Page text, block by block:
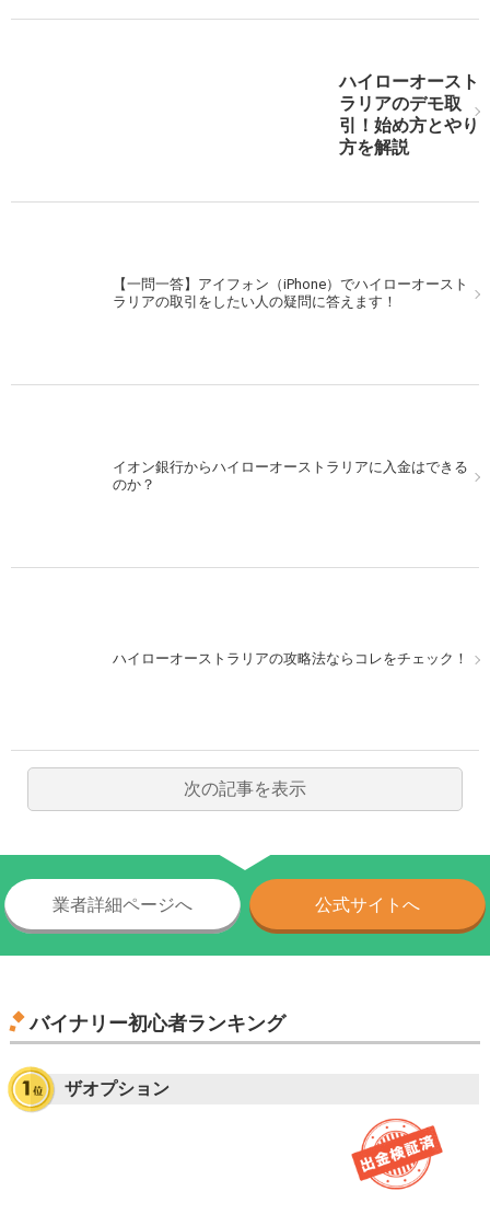
ハイローオースト
ラリアのデモ取
引！始め方とやり
方を解説
【一問一答】アイフォン（iPhone）でハイローオースト
ラリアの取引をしたい人の疑問に答えます！
イオン銀行からハイローオーストラリアに入金はできる
のか？
ハイローオーストラリアの攻略法ならコレをチェック！
次の記事を表示
ハイローオーストラリア実戦。米利上げ後をMACDで狙
業者詳細ページへ 公式サイトへ
バイナリー初心者ランキング
ザオプション